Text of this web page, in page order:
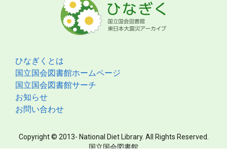
ひなぎくとは
国立国会図書館ホームページ
国立国会図書館サーチ
お知らせ
お問い合わせ
Copyright © 2013- National Diet Library. All Rights Reserved.